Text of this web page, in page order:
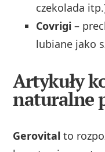
czekolada
Covrigi –
lubiane jako
Artykuły
naturalne
Gerovital to